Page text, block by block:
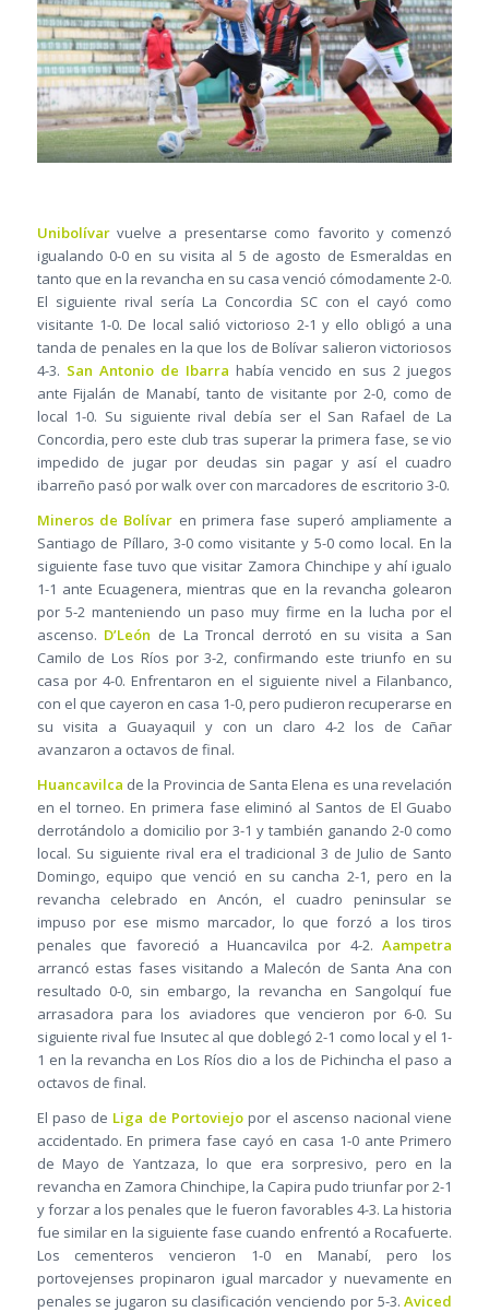
Unibolívarvuelve a presentarse como favorito y comenzó
igualando 0-0 en su visita al 5 de agosto de Esmeraldas en
tanto que en la revancha en su casa venció cómodamente 2-0.
El siguiente rival sería La Concordia SC con el cayó como
visitante 1-0. De local salió victorioso 2-1 y ello obligó a una
tanda de penales en la que los de Bolívar salieron victoriosos
4-3. San Antonio de Ibarra había vencido en sus 2 juegos
ante Fijalán de Manabí, tanto de visitante por 2-0, como de
local 1-0. Su siguiente rival debía ser el San Rafael de La
Concordia, pero este club tras superar la primera fase, se vio
impedido de jugar por deudas sin pagar y así el cuadro
ibarreño pasó por walk over con marcadores de escritorio 3-0.
Mineros de Bolívar en primera fase superó ampliamente a
Santiago de Píllaro, 3-0 como visitante y 5-0 como local. En la
siguiente fase tuvo que visitar Zamora Chinchipe y ahí igualo
1-1 ante Ecuagenera, mientras que en la revancha golearon
por 5-2 manteniendo un paso muy firme en la lucha por el
ascenso. D’León de La Troncal derrotó en su visita a San
Camilo de Los Ríos por 3-2, confirmando este triunfo en su
casa por 4-0. Enfrentaron en el siguiente nivel a Filanbanco,
con el que cayeron en casa 1-0, pero pudieron recuperarse en
su visita a Guayaquil y con un claro 4-2 los de Cañar
avanzaron a octavos de final.
Huancavilca de la Provincia de Santa Elena es una revelación
en el torneo. En primera fase eliminó al Santos de El Guabo
derrotándolo a domicilio por 3-1 y también ganando 2-0 como
local. Su siguiente rival era el tradicional 3 de Julio de Santo
Domingo, equipo que venció en su cancha 2-1, pero en la
revancha celebrado en Ancón, el cuadro peninsular se
impuso por ese mismo marcador, lo que forzó a los tiros
penales que favoreció a Huancavilca por 4-2.Aampetra
arrancó estas fases visitando a Malecón de Santa Ana con
resultado 0-0, sin embargo, la revancha en Sangolquí fue
arrasadora para los aviadores que vencieron por 6-0. Su
siguiente rival fue Insutec al que doblegó 2-1 como local y el 1-
1 en la revancha en Los Ríos dio a los de Pichincha el paso a
octavos de final.
El paso de Liga de Portoviejo por el ascenso nacional viene
accidentado. En primera fase cayó en casa 1-0 ante Primero
de Mayo de Yantzaza, lo que era sorpresivo, pero en la
revancha en Zamora Chinchipe, la Capira pudo triunfar por 2-1
y forzar a los penales que le fueron favorables 4-3. La historia
fue similar en la siguiente fase cuando enfrentó a Rocafuerte.
Los cementeros vencieron 1-0 en Manabí, pero los
portovejenses propinaron igual marcador y nuevamente en
penales se jugaron su clasificación venciendo por 5-3.Aviced